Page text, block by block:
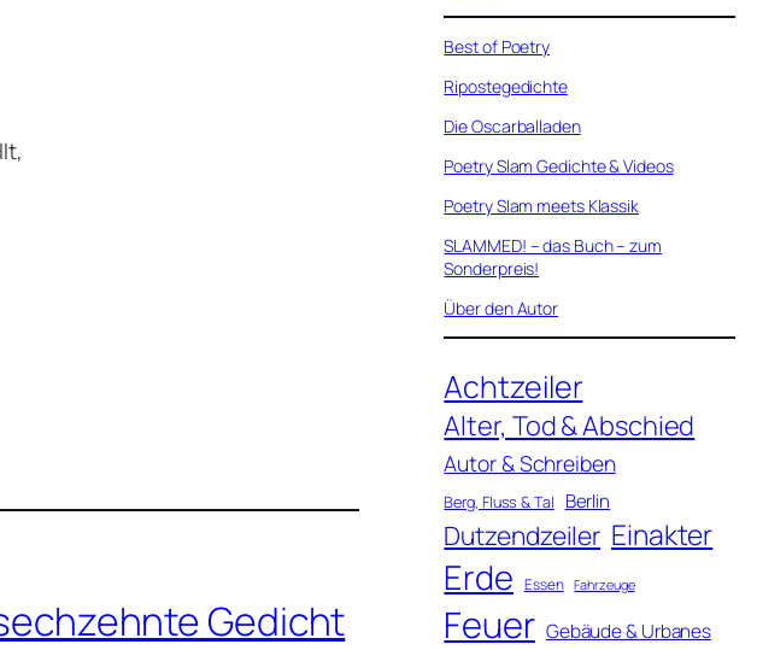
Gedicht
Best of Poetry
Ripostegedichte
Die Oscarballaden
Poetry Slam Gedichte & Videos
Poetry Slam meets Klassik
SLAMMED! – das Buch – zum
Sonderpreis!
Über den Autor
Achtzeiler
Alter, Tod & Abschied
Autor & Schreiben
Berg, Fluss & Tal Berlin
Dutzendzeiler Einakter
Erde Essen Fahrzeuge
Feuer Gebäude & Urbanes